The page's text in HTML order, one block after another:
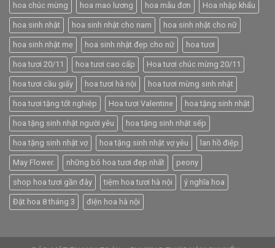
hoa chúc mừng hoa mao lương hoa mẫu đơn Hoa nhập khẩu
hoa sinh nhật hoa sinh nhật cho nam hoa sinh nhật cho nữ
hoa sinh nhật mẹ hoa sinh nhật đẹp cho nữ hoa tươi
hoa tươi 20/11 hoa tươi cao cấp Hoa tươi chúc mừng 20/11
hoa tươi cầu giấy hoa tươi hà nội hoa tươi mừng sinh nhật
hoa tươi tặng tốt nghiệp Hoa tươi Valentine hoa tặng sinh nhật
hoa tặng sinh nhật người yêu hoa tặng sinh nhật sếp
hoa tặng sinh nhật vợ hoa tặng sinh nhật vợ yêu lan hồ điệp
May Flower. những bó hoa tươi đẹp nhất peony
shop hoa tươi gần đây tiệm hoa tươi hà nội ý nghĩa hoa
Đặt hoa 8 tháng 3 điện hoa hà nội